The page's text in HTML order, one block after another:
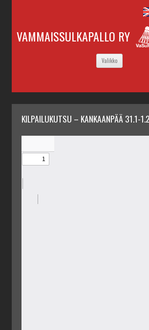
VAMMAISSULKAPALLO RY
Valikko
KILPAILUKUTSU – KANKAANPÄÄ 31.1-